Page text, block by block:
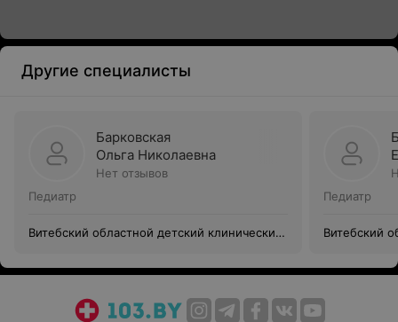
Другие специалисты
Барковская
Ольга Николаевна
Нет отзывов
Педиатр
Витебский областной детский клинический
Педиатр
Витебский